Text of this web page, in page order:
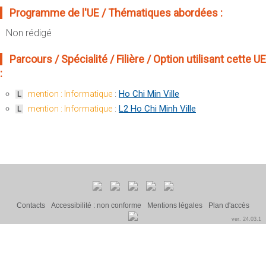
UFR FS (Chimie, Mathématique, Physique)
UFR Biosciences (Biologie, Biochimie)
GEP (Génie Electrique des Procédés - Département composante)
Mécanique (Département composante)
Plan et accès
OUTILS
Intranet des personnels
Emploi du temps
Messagerie
Programme de l'UE / Thématiques abordées :
Non rédigé
Parcours / Spécialité / Filière / Option utilisant cette UE
:
L mention : Informatique : Ho Chi Min Ville
L mention : Informatique : L2 Ho Chi Minh Ville
Contacts Accessibilité : non conforme Mentions légales Plan d'accès
ver. 24.03.1